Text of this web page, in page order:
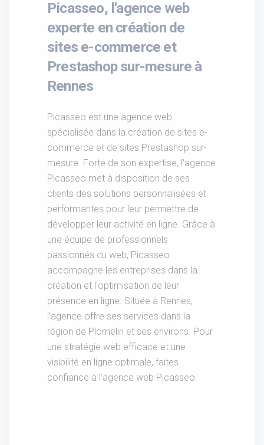
Picasseo, l'agence web
experte en création de
sites e-commerce et
Prestashop sur-mesure à
Rennes
Picasseo est une agence web
spécialisée dans la création de sites e-
commerce et de sites Prestashop sur-
mesure. Forte de son expertise, l'agence
Picasseo met à disposition de ses
clients des solutions personnalisées et
performantes pour leur permettre de
développer leur activité en ligne. Grâce à
une équipe de professionnels
passionnés du web, Picasseo
accompagne les entreprises dans la
création et l'optimisation de leur
présence en ligne. Située à Rennes,
l'agence offre ses services dans la
région de Plomelin et ses environs. Pour
une stratégie web efficace et une
visibilité en ligne optimale, faites
confiance à l'agence web Picasseo.